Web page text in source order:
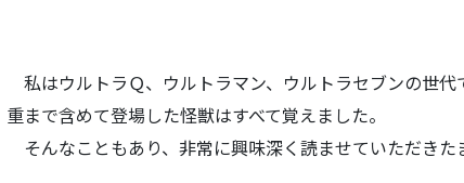
私はウルトラＱ、ウルトラマン、ウルトラセブンの世代
重まで含めて登場した怪獣はすべて覚えました。
そんなこともあり、非常に興味深く読ませていただきた